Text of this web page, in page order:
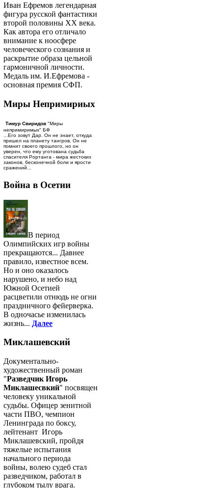
Иван Ефремов легендарная
фигура русской фантастики
второй половины ХХ века.
Как автора его отличало
внимание к ноосфере
человеческого сознания и
раскрытие образа цельной
гармоничной личности.
Медаль им. И.Ефремова -
основная премия СФП.
Миры Непримириых
Тимур Свиридов "Миры
непримиримых" БФ
...Его зовут Дар. Он не знает, откуда
пришел на планету тангров. Он не
помнит своего прошлого, но он
уверен, что ему уготована судьба
спасителя Рортанга - мира жестоких
законов, бесконечной боли и ярости
сражений...
Война в Осетии
В период
Олимпийских игр войны
прекращаются... Давнее
правило, известное всем.
Но и оно оказалось
нарушено, и небо над
Южной Осетией
расцветили отнюдь не огни
праздничного фейерверка.
В одночасье изменилась
жизнь... Далее
Миклашевский
Документально-
художественный роман
"Разведчик Игорь
Миклашесвкий" посвящен
человеку уникальной
судьбы. Офицер зенитной
части ПВО, чемпион
Ленинграда по боксу,
лейтенант Игорь
Миклашевский, пройдя
тяжелые испытания
начального периода
войны, волею судеб стал
разведчиком, работал в
глубоком тылу врага.